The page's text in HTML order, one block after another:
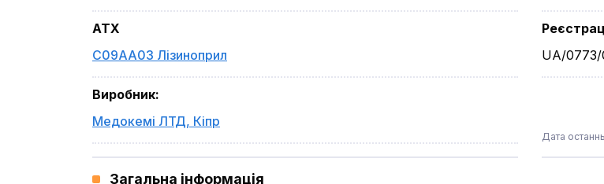
ATX
C09AA03 Лізиноприл
Виробник:
Медокемі ЛТД, Кіпр
UA/0773/
Дата
Загальна інформація